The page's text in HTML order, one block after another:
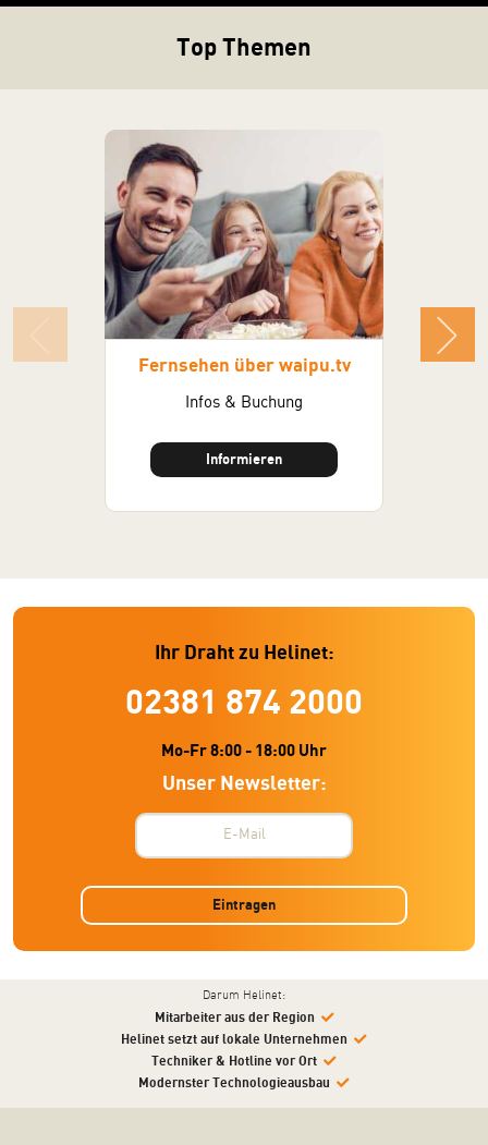
Top Themen
Fernsehen über waipu.tv
Infos & Buchung
Informieren
Ihr Draht zu Helinet:
02381 874 2000
Mo-Fr 8:00 - 18:00 Uhr
Unser Newsletter:
Eintragen
Darum Helinet:
Mitarbeiter aus der Region
Helinet setzt auf lokale Unternehmen
Techniker & Hotline vor Ort
Modernster Technologieausbau